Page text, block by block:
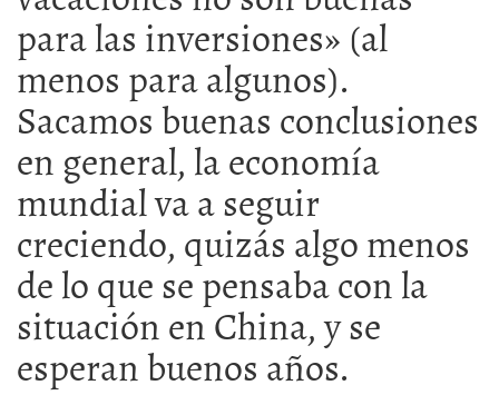
para las inversiones» (al
menos para algunos).
Sacamos buenas conclusiones
en general, la economía
mundial va a seguir
creciendo, quizás algo menos
de lo que se pensaba con la
situación en China, y se
esperan buenos años.